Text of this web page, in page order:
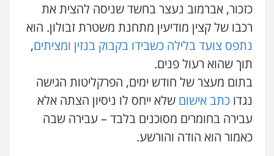
משרד עורכי דין חן ברוך
דיני תעבורה
0505078733
עו"ד קארין לגטיוי
פלילי פשיעה חמורה מעצרים וחקירות
0507446995
כזכור, אברמוב נעצר בחשד שניסה להצית את
רכבו של קצין מודיעין מתחנת משטרת זבולון. הוא
נתפס צועד בלילה כשבידו בקבוק בנזין ומציתים,
תוך שהוא רעול פנים.
בתום מעצר של חודש ימים, הפרקליטות הגישה
נגדו כתב אישום שלא ייחס לו ניסיון הצתה אלא
עבירה בחומרים מסוכנים בלבד – עבירה שבה
כאמור הוא הודה והורשע.